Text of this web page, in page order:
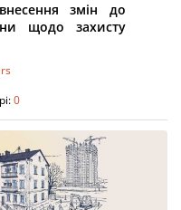
змін до
щодо захисту
0